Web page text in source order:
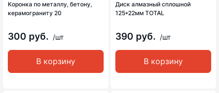
Коронка по металлу, бетону,
керамограниту 20
300 руб. /шт
В корзину
Диск алмазный сплошной
125*22мм TOTAL
390 руб. /шт
В корзину